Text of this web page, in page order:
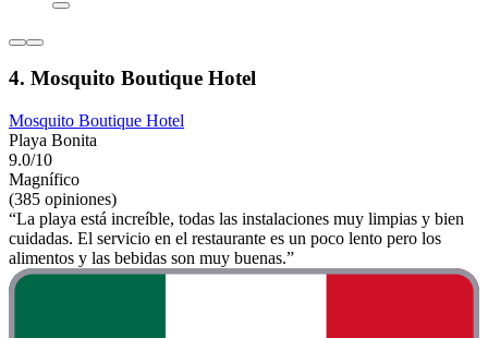
4. Mosquito Boutique Hotel
Mosquito Boutique Hotel
Playa Bonita
9.0/10
Magnífico
(385 opiniones)
“La playa está increíble, todas las instalaciones muy limpias y bien
cuidadas. El servicio en el restaurante es un poco lento pero los
alimentos y las bebidas son muy buenas.”